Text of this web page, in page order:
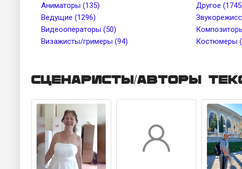
Цвет кожи Татуировки
Аниматоры (135)
Ведущие (1296)
Видеооператоры (50)
Визажисты/гримеры (94)
Другое
Костюмеры
Сценаристы/авторы